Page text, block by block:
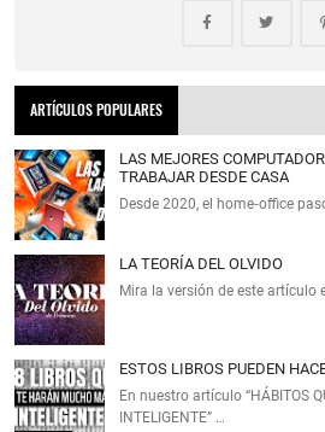
ARTÍCULOS POPULARES
LAS MEJORES
TRABAJAR DESDE CASA
Desde 2020, el home‑office
LA TEORÍA DEL OLVIDO
Mira la versión de este
ESTOS LIBROS PUEDEN
En nuestro artículo “HÁBITOS
INTELIGENTE” …